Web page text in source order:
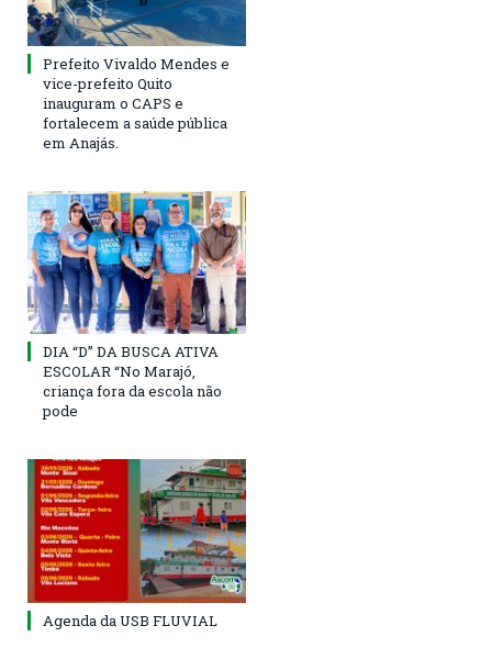
Prefeito Vivaldo Mendes e
vice-prefeito Quito
inauguram o CAPS e
fortalecem a saúde pública
em Anajás.
DIA “D” DA BUSCA ATIVA
ESCOLAR “No Marajó,
criança fora da escola não
pode
Agenda da USB FLUVIAL